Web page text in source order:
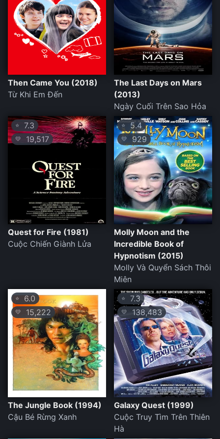
Then Came You (2018)
Từ Khi Em Đến
The Last Days on Mars
(2013)
Ngày Cuối Trên Sao Hỏa
⭐ 7.3
💛 19,517
Quest for Fire (1981)
Cuộc Chiến Giành Lửa
⭐ 5.4
💛 929
Molly Moon and the
Incredible Book of
Hypnotism (2015)
Molly Và Quyển Sách Thôi
Miên
⭐ 6.0
💛 15,222
The Jungle Book (1994)
Cậu Bé Rừng Xanh
⭐ 7.3
💛138,483
Galaxy Quest (1999)
Cuộc Truy Tìm Trên Thiên
Hà